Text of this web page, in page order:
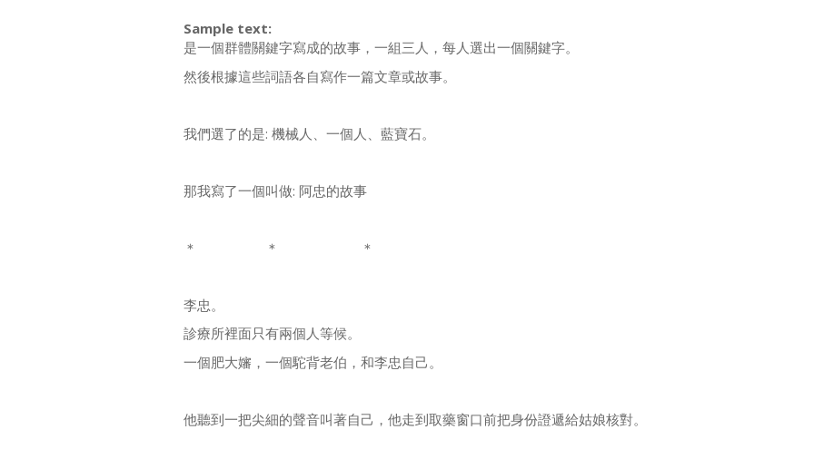
Sample text:
是一個群體關鍵字寫成的故事，一組三人，每人選出一個關鍵字。
然後根據這些詞語各自寫作一篇文章或故事。
我們選了的是: 機械人、一個人、藍寶石。
那我寫了一個叫做: 阿忠的故事
＊ ＊ ＊
李忠。
診療所裡面只有兩個人等候。
一個肥大嬸，一個駝背老伯，和李忠自己。
他聽到一把尖細的聲音叫著自己，他走到取藥窗口前把身份證遞給姑娘核對。